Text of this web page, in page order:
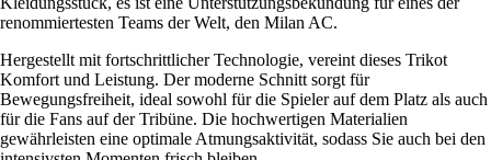
renommiertesten Teams der Welt, den Milan AC.
Hergestellt mit fortschrittlicher Technologie, vereint dieses Trikot
Komfort und Leistung. Der moderne Schnitt sorgt für
Bewegungsfreiheit, ideal sowohl für die Spieler auf dem Platz als auch
für die Fans auf der Tribüne. Die hochwertigen Materialien
gewährleisten eine optimale Atmungsaktivität, sodass Sie auch bei den